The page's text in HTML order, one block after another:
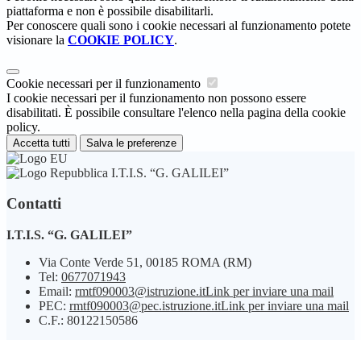
piattaforma e non è possibile disabilitarli.
Per conoscere quali sono i cookie necessari al funzionamento potete
visionare la COOKIE POLICY.
Cookie necessari per il funzionamento
I cookie necessari per il funzionamento non possono essere
disabilitati. È possibile consultare l'elenco nella pagina della cookie
policy.
Accetta tutti Salva le preferenze
I.T.I.S. “G. GALILEI”
Contatti
I.T.I.S. “G. GALILEI”
Via Conte Verde 51, 00185 ROMA (RM)
Tel: 0677071943
Email: rmtf090003@istruzione.itLink per inviare una mail
PEC: rmtf090003@pec.istruzione.itLink per inviare una mail
C.F.: 80122150586